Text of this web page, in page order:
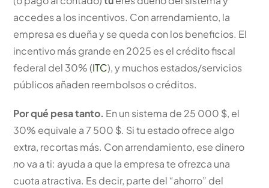
accedes a los incentivos. Con arrendamiento, la
empresa es dueña y se queda con los beneficios. El
incentivo más grande en 2025 es el crédito fiscal
federal del 30% (ITC), y muchos estados/servicios
públicos añaden reembolsos o créditos.
Por qué pesa tanto. En un sistema de 25 000 $, el
30% equivale a 7 500 $. Si tu estado ofrece algo
extra, recortas más. Con arrendamiento, ese dinero
nova a ti: ayuda a que la empresa te ofrezca una
cuota atractiva. Es decir, parte del “ahorro” del